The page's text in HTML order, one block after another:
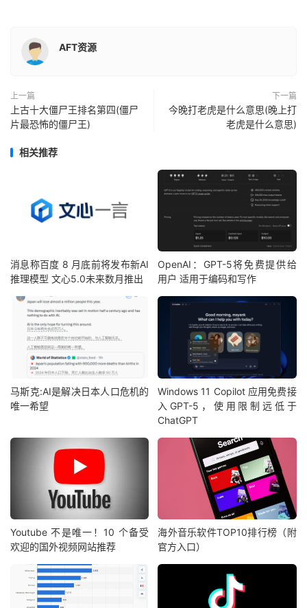
AFT资源
上一篇
上古十大僵尸王排名第四(僵尸
片最恐怖的僵尸王)
下一篇
今晚打老虎是什么意思(晚上打
老虎是什么意思)
相关推荐
消息称百度 8 月底前将发布新AI
推理模型 文心5.0未来数月推出
OpenAI：GPT-5将免费提供给
用户 适用于编码和写作
马斯克:AI是解决日本人口危机的
唯一希望
Windows 11 Copilot 应用免费接
入GPT-5，使用限制远低于
ChatGPT
Youtube 不是唯一！10 个备受
欢迎的国外视频网站推荐
海外音乐软件TOP10排行榜（附
官方入口）